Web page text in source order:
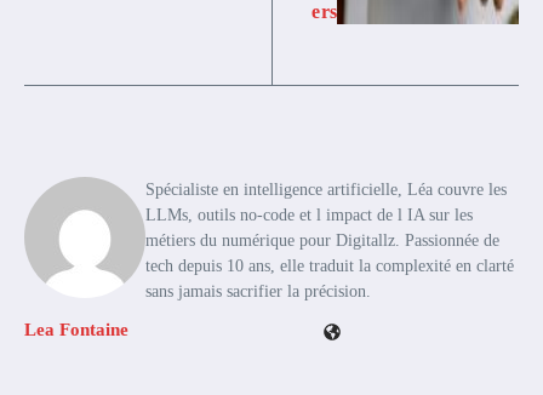
ers
Lea Fontaine
Spécialiste en intelligence artificielle, Léa couvre les
LLMs, outils no-code et l impact de l IA sur les
métiers du numérique pour Digitallz. Passionnée de
tech depuis 10 ans, elle traduit la complexité en clarté
sans jamais sacrifier la précision.